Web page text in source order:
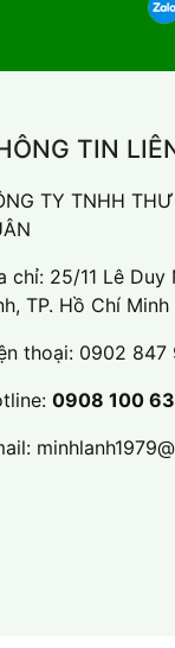
TIN
TY TNHH
chỉ: 25/11 Lê Duy
TP. Hồ Chí Minh
thoại: 0902 847
0908 100